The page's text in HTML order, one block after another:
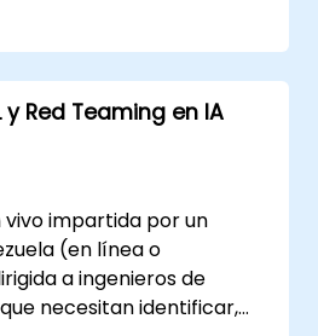
a los modelos y gobernar
de IA que se ejecutan
instalaciones propias.
Red Teaming en IA
impartida por un
(en línea o
a ingenieros de
necesitan identificar,